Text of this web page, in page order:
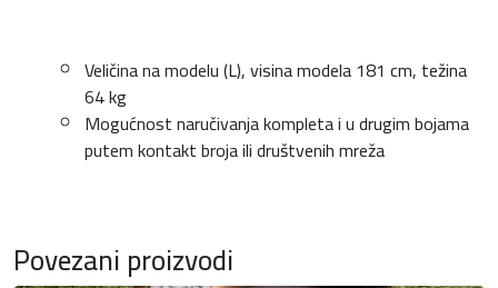
Veličina na modelu (L), visina modela 181 cm, težina
64 kg
Mogućnost naručivanja kompleta i u drugim bojama
putem kontakt broja ili društvenih mreža
Povezani proizvodi